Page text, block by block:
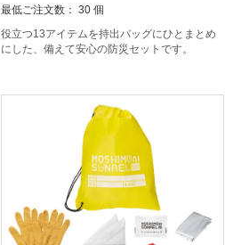
最低ご注文数： 30 個
役立つ13アイテムを持出バッグにひとまとめ
にした、備えて安心の防災セットです。